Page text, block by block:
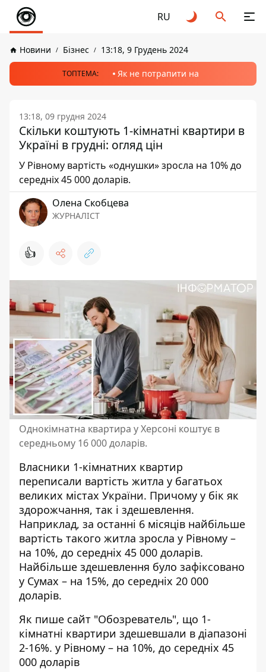
RU
Новини Бізнес 13:18, 9 Грудень 2024
ТОПТЕМА: Як не потрапити на
13:18, 09 грудня 2024
Скільки коштують 1-кімнатні квартири в
Україні в грудні: огляд цін
У Рівному вартість «однушки» зросла на 10% до
середніх 45 000 доларів.
Олена Скобцева
ЖУРНАЛІСТ
👍
Однокімнатна квартира у Херсоні коштує в
середньому 16 000 доларів.
Власники 1-кімнатних квартир
переписали вартість житла у багатьох
великих містах України. Причому у бік як
здорожчання, так і здешевлення.
Наприклад, за останні 6 місяців найбільше
вартість такого житла зросла у Рівному –
на 10%, до середніх 45 000 доларів.
Найбільше здешевлення було зафіксовано
у Сумах – на 15%, до середніх 20 000
доларів.
Як пише сайт "Обозреватель", що 1-
кімнатні квартири здешевшали в діапазоні
2-16%. у Рівному – на 10%, до середніх 45
000 доларів